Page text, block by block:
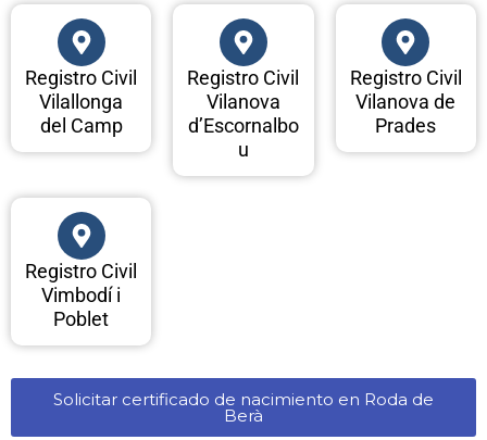
Registro Civil
Vilallonga
del Camp
Registro Civil
Vilanova
d’Escornalbo
u
Registro Civil
Vilanova de
Prades
Registro Civil
Vimbodí i
Poblet
Solicitar certificado de nacimiento en Roda de
Berà​